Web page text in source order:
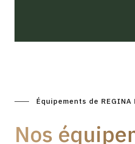
Équipements de REGINA
Nos